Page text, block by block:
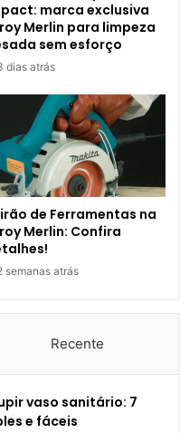
marca exclusiva
Merlin para limpeza
sem esforço
dias atrás
de Ferramentas na
Merlin: Confira
semanas atrás
Recente
vaso sanitário: 7
e fáceis